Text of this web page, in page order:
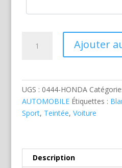
Ajouter
UGS : 0444-HONDA
AUTOMOBILE Étiquettes :
Sport, Teintée, Voiture
Description